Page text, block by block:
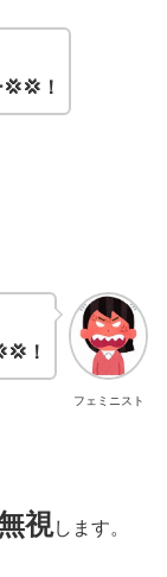
！
フェミニスト
！
視します。